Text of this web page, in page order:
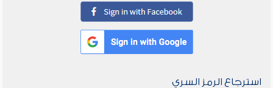
استرجاع الرمز السري